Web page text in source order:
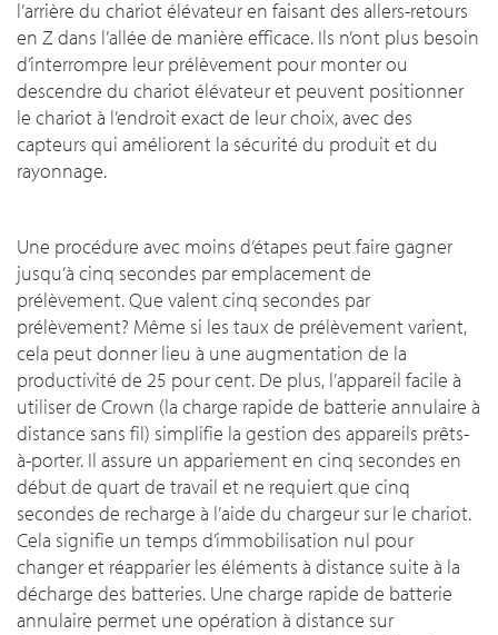
l’arrière du chariot élévateur en faisant des allers-retours
en Z dans l’allée de manière efficace. Ils n’ont plus besoin
d’interrompre leur prélèvement pour monter ou
descendre du chariot élévateur et peuvent positionner
le chariot à l’endroit exact de leur choix, avec des
capteurs qui améliorent la sécurité du produit et du
rayonnage.
Une procédure avec moins d’étapes peut faire gagner
jusqu’à cinq secondes par emplacement de
prélèvement. Que valent cinq secondes par
prélèvement? Même si les taux de prélèvement varient,
cela peut donner lieu à une augmentation de la
productivité de 25 pour cent. De plus, l’appareil facile à
utiliser de Crown (la charge rapide de batterie annulaire à
distance sans fil) simplifie la gestion des appareils prêts-
à-porter. Il assure un appariement en cinq secondes en
début de quart de travail et ne requiert que cinq
secondes de recharge à l’aide du chargeur sur le chariot.
Cela signifie un temps d’immobilisation nul pour
changer et réapparier les éléments à distance suite à la
décharge des batteries. Une charge rapide de batterie
annulaire permet une opération à distance sur